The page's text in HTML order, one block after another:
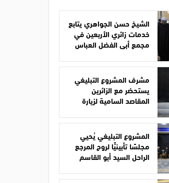
الشيخ حسن الجواهري يتابع
خدمات زائري الأربعين في
مجمع أبي الفضل العباس
مشرف المشروع التبليغي
يستحضر مع الزائرين
المقاصد السامية لزيارة
المشروع التبليغي يُحيي
مجلسًا تأبينيًّا لروح المرجع
الراحل السيد أبو القاسم